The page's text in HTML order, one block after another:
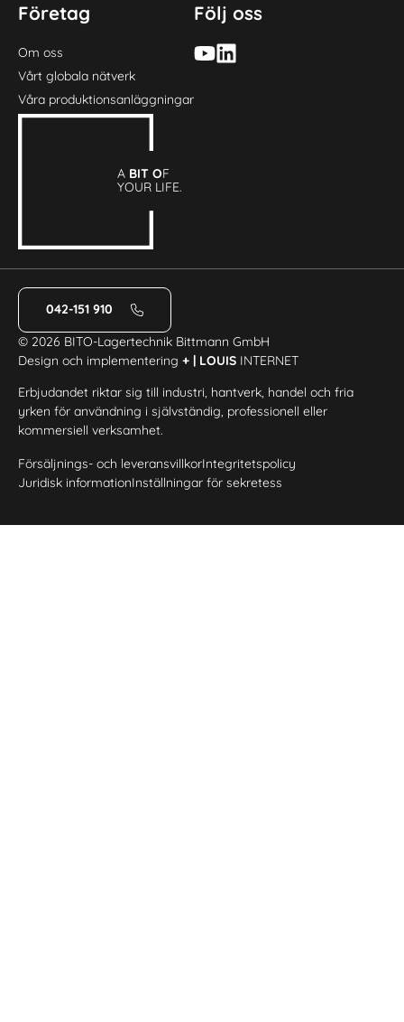
Företag
Om oss
Vårt globala nätverk
Våra produktionsanläggningar
Följ oss
A BIT OF
YOUR LIFE.
042-151 910
© 2026 BITO-Lagertechnik Bittmann GmbH
Design och implementering+ | LOUIS INTERNET
Erbjudandet riktar sig till industri, hantverk, handel och fria
yrken för användning i självständig, professionell eller
kommersiell verksamhet.
Försäljnings- och leveransvillkorIntegritetspolicy
Juridisk informationInställningar för sekretess